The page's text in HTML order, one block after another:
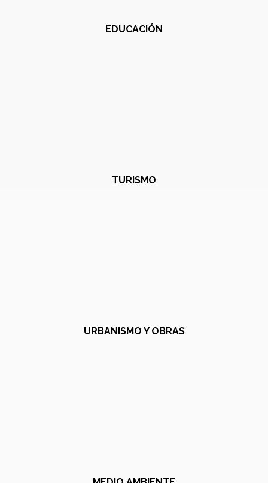
EDUCACIÓN
TURISMO
URBANISMO Y OBRAS